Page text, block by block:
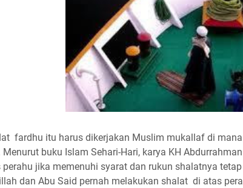
fardhu itu harus dikerjakan Muslim mukallaf di
Menurut buku Islam Sehari-Hari, karya KH
perahu jika memenuhi syarat dan rukun shalatnya
dan Abu Said pernah melakukan shalat di atas